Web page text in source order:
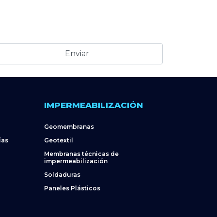
IMPERMEABILIZACIÓN
Geomembranas
Geotextil
Membranas técnicas de
impermeabilización
Soldaduras
Paneles Plásticos